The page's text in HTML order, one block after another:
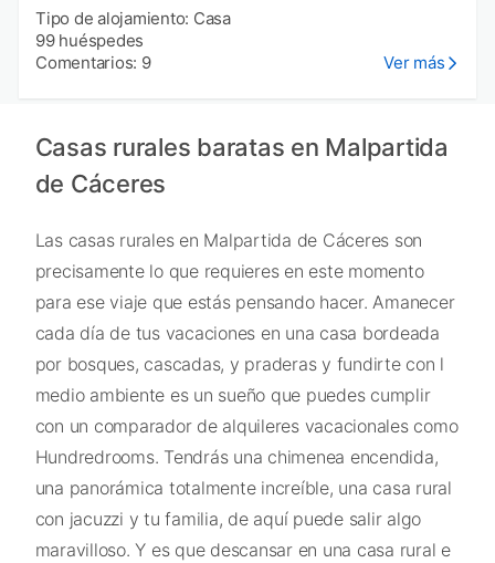
Tipo de alojamiento: Casa
99 huéspedes
Comentarios: 9
Ver más
Casas rurales baratas en Malpartida
de Cáceres
Las casas rurales en Malpartida de Cáceres son
precisamente lo que requieres en este momento
para ese viaje que estás pensando hacer. Amanecer
cada día de tus vacaciones en una casa bordeada
por bosques, cascadas, y praderas y fundirte con l
medio ambiente es un sueño que puedes cumplir
con un comparador de alquileres vacacionales como
Hundredrooms. Tendrás una chimenea encendida,
una panorámica totalmente increíble, una casa rural
con jacuzzi y tu familia, de aquí puede salir algo
maravilloso. Y es que descansar en una casa rural e